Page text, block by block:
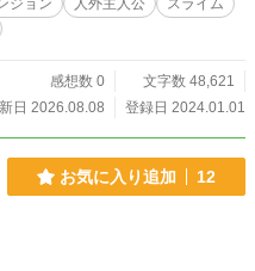
ジョン 人外主人公
スライム
感想数 0
文字数 48,621
日 2026.08.08
登録日 2024.01.01
お気に入り追加 12